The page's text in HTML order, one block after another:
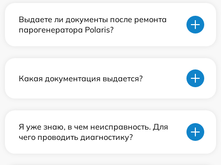
Выдаете ли документы после ремонта
парогенератора Polaris?
Какая документация выдается?
Я уже знаю, в чем неисправность. Для
чего проводить диагностику?